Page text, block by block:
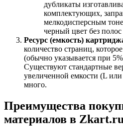
дубликаты
комплектующих,
мелкодисперсным
черный цвет без
Ресурс (емкость)
количество страниц,
(обычно указывается при
Существуют стандартные
увеличенной емкости (L или
много.
Преимущества
материалов в Zkart.ru